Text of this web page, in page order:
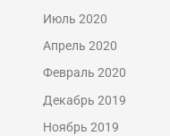
Июль 2020
Апрель 2020
Февраль 2020
Декабрь 2019
Ноябрь 2019